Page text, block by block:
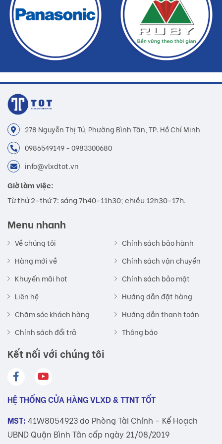
278 Nguyễn Thị Tú, Phường Bình Tân, TP. Hồ Chí Minh
0986549149 - 0983300680
info@vlxdtot.vn
Giờ làm việc:
Từ thứ 2-thứ 7: sáng 7h40-11h30; chiều 12h30-17h.
Menu nhanh
Về chúng tôi
Hàng mới về
Khuyến mãi hot
Liên hệ
Chăm sóc khách hàng
Chính sách đổi trả
Chính sách bảo hành
Chính sách vận chuyển
Chính sách bảo mật
Hướng dẫn đặt hàng
Hướng dẫn thanh toán
Thông báo
Kết nối với chúng tôi
HỆ THỐNG CỬA HÀNG VLXD & TTNT TỐT
MST: 41W8054923 do Phòng Tài Chính - Kế Hoạch
UBND Quận Bình Tân cấp ngày 21/08/2019